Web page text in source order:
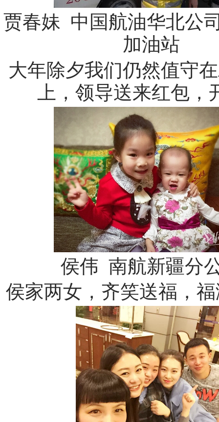
贾春妹 中国航油华北公
加油站
大年除夕我们仍然值守
上，领导送来红包，
侯伟 南航新疆分
侯家两女，齐笑送福，